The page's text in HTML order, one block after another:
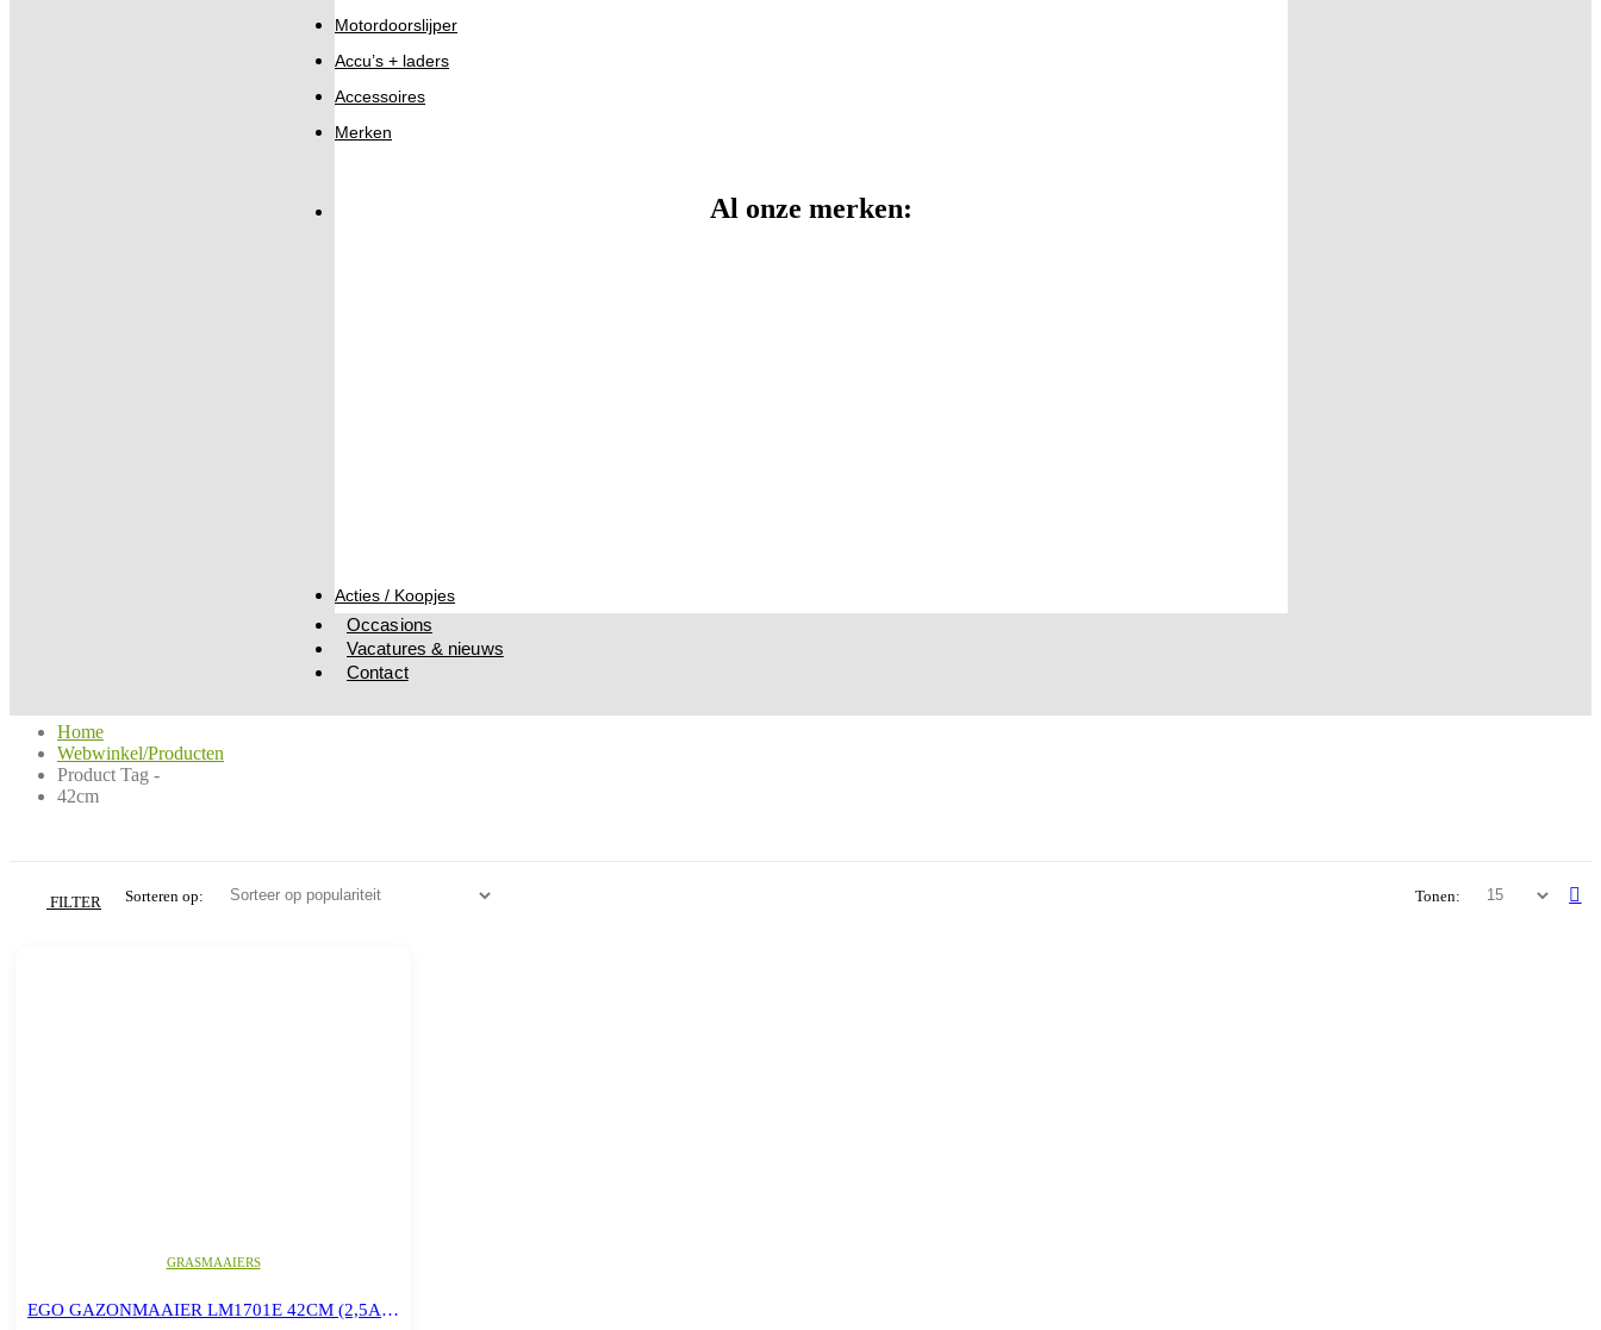
Motordoorslijper
Accu’s + laders
Accessoires
Merken
Al onze merken:
Acties / Koopjes
Occasions
Vacatures & nieuws
Contact
Home
Webwinkel/Producten
Product Tag -
42cm
FILTER Sorteren op: Tonen:
GRASMAAIERS
EGO GAZONMAAIER LM1701E 42CM (2,5AH+STD LADER)